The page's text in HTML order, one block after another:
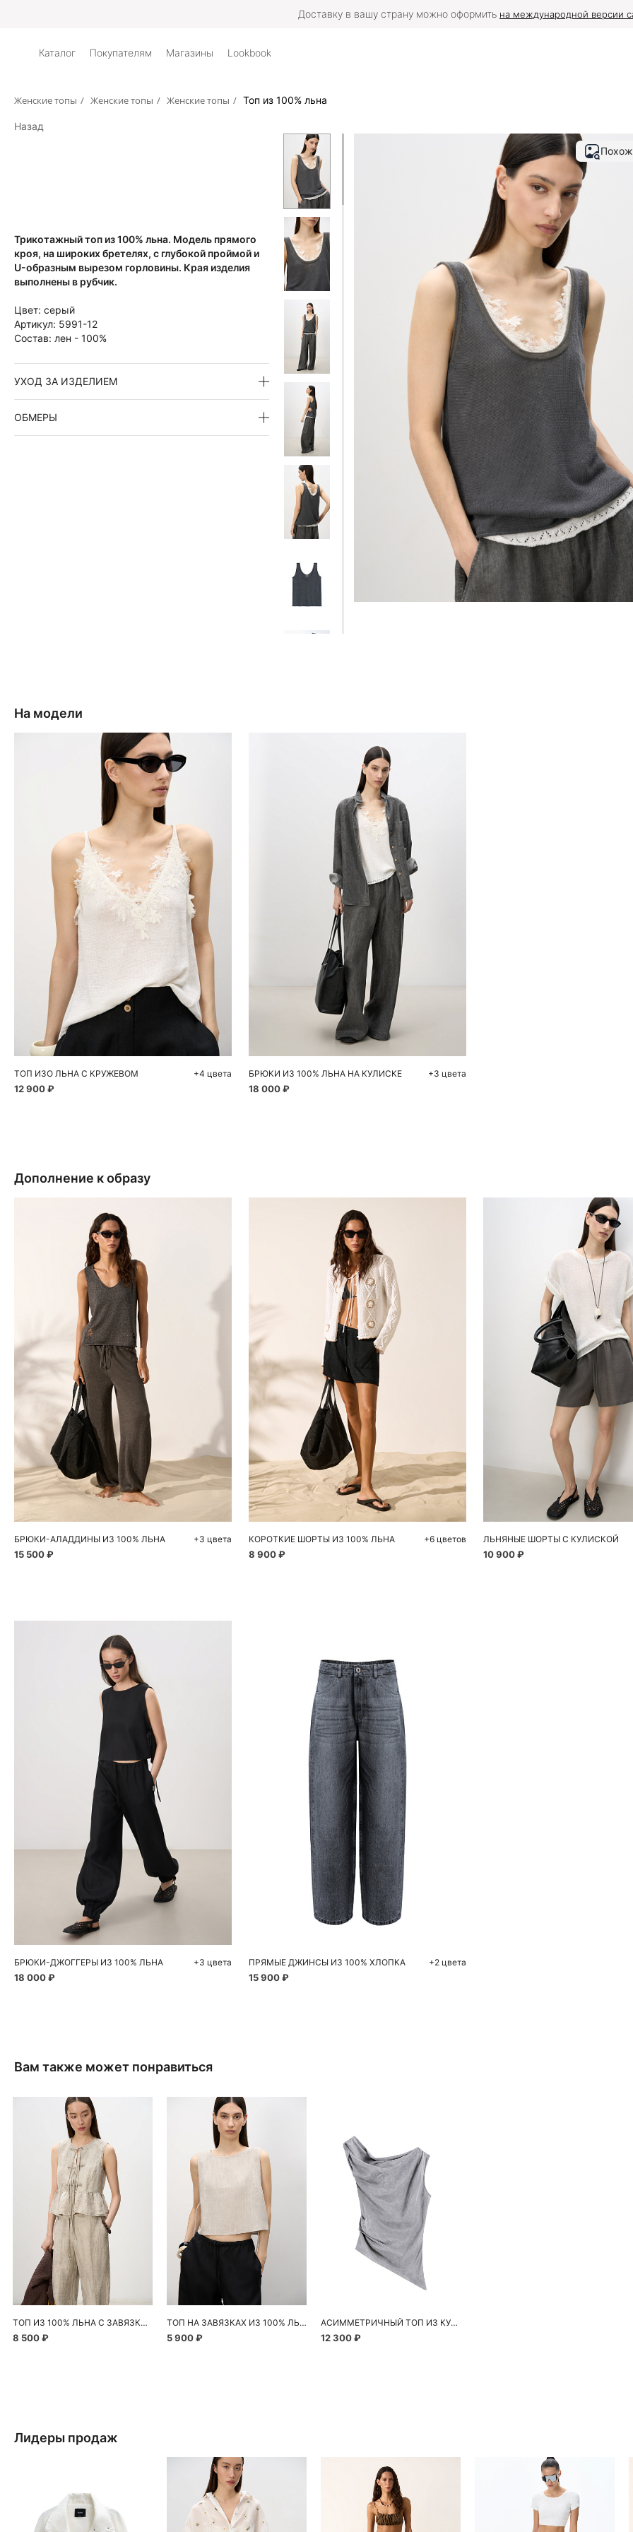
Доставку в вашу страну можно оформить на международной версии
Каталог Покупателям Магазины Lookbook
Женские топы / Женские топы / Женские топы / Топ из 100% льна
Назад
Трикотажный топ из 100% льна. Модель прямого
кроя, на широких бретелях, с глубокой проймой и
U-образным вырезом горловины. Края изделия
выполнены в рубчик.
Цвет: серый
Артикул: 5991-12
Состав: лен - 100%
УХОД ЗА ИЗДЕЛИЕМ
ОБМЕРЫ
На модели
Добавить в корзину
S
ТОП ИЗО ЛЬНА С КРУЖЕВОМ
12 900 ₽
+4 цвета
Добавить в корзину
БРЮКИ ИЗ 100% ЛЬНА НА КУЛИСКЕ
18 000 ₽
+3 цвета
Дополнение к образу
Добавить в корзину
XS S M L
БРЮКИ-АЛАДДИНЫ ИЗ 100% ЛЬНА
15 500 ₽
+3 цвета
Добавить в корзину
XS S M L
КОРОТКИЕ ШОРТЫ ИЗ 100% ЛЬНА
8 900 ₽
+6 цветов
Добавить в
ЛЬНЯНЫЕ ШОРТЫ С КУЛИСКОЙ
10 900 ₽
Добавить в корзину
S
БРЮКИ-ДЖОГГЕРЫ ИЗ 100% ЛЬНА
18 000 ₽
+3 цвета
Добавить в корзину
42 44 46
ПРЯМЫЕ ДЖИНСЫ ИЗ 100% ХЛОПКА
15 900 ₽
+2 цвета
Вам также может понравиться
ТОП ИЗ 100% ЛЬНА С ЗАВЯЗКАМИ
8 500 ₽
ТОП НА ЗАВЯЗКАХ ИЗ 100% ЛЬНА
5 900 ₽
АСИММЕТРИЧНЫЙ ТОП ИЗ КУПРЫ
12 300 ₽
Лидеры продаж